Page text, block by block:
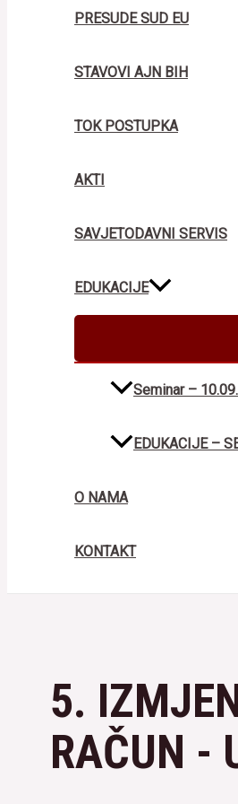
PRESUDE SUD EU
STAVOVI AJN BIH
TOK POSTUPKA
AKTI
SAVJETODAVNI SERVIS
EDUKACIJE
Seminar –
EDUKACIJE –
O NAMA
KONTAKT
5.
RAČUN -